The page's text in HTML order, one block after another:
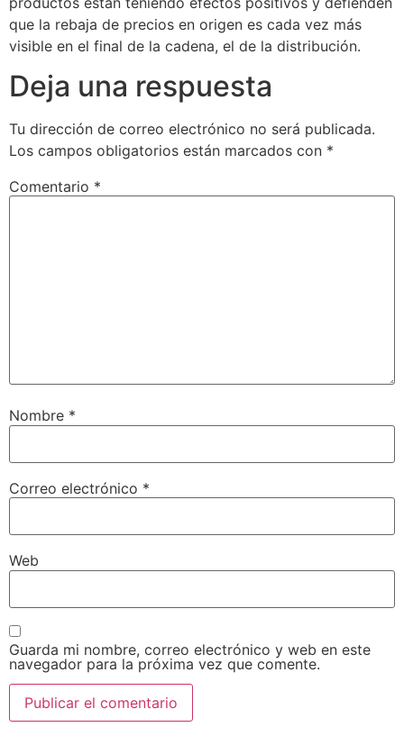
que la rebaja de precios en origen es cada vez más
visible en el final de la cadena, el de la distribución.
Deja una respuesta
Tu dirección de correo electrónico no será publicada.
Los campos obligatorios están marcados con *
Comentario *
Nombre *
Correo electrónico *
Web
Guarda mi nombre, correo electrónico y web en este
navegador para la próxima vez que comente.